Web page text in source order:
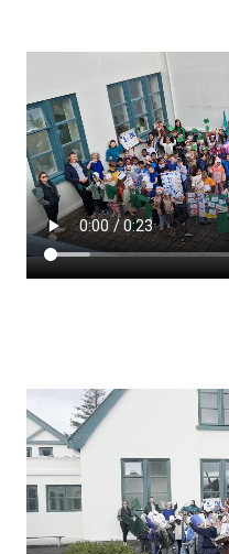
Námsmat
Læsi
Lestrarheftin
Náms- og kennsluáætlanir
Námsráðgjafi
Stundaskrár
Valgreinar
Umsókn um val utanskóla